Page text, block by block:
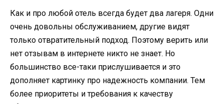
Как и про любой отель всегда будет два лагеря. Одни
очень довольны обслуживанием, другие видят
только отвратительный подход. Поэтому верить или
нет отзывам в интернете никто не знает. Но
большинство все-таки прислушивается и это
дополняет картинку про надежность компании. Тем
более приоритеты и требования к качеству